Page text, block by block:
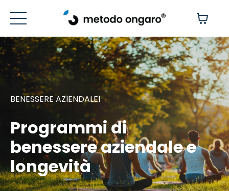
BENESSERE AZIENDALEI
Programmi di
benessere aziendale e
longevità